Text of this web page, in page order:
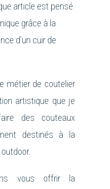
article est pensé
grâce à la
d’un cuir de
métier de coutelier
artistique que je
des couteaux
destinés à la
vous offrir la